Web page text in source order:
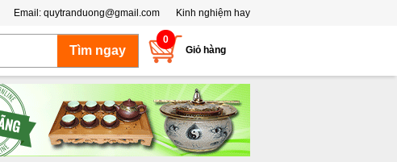
Email: quytranduong@gmail.com Kinh nghiệm hay
0
Giỏ hàng